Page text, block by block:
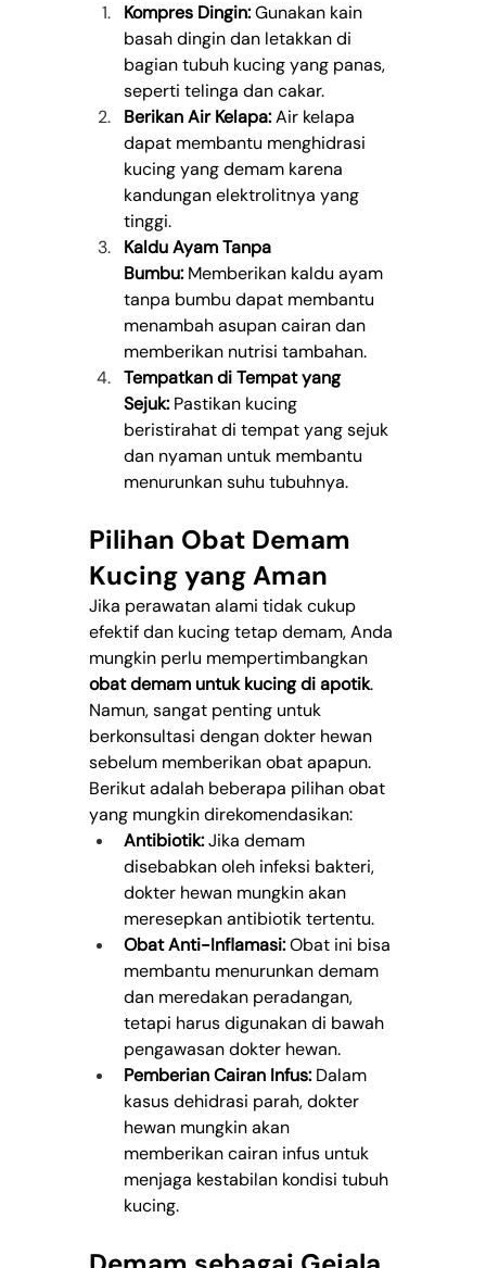
Kompres Dingin: Gunakan kain
basah dingin dan letakkan di
bagian tubuh kucing yang panas,
seperti telinga dan cakar.
Berikan Air Kelapa: Air kelapa
dapat membantu menghidrasi
kucing yang demam karena
kandungan elektrolitnya yang
tinggi.
Kaldu Ayam Tanpa
Bumbu: Memberikan kaldu ayam
tanpa bumbu dapat membantu
menambah asupan cairan dan
memberikan nutrisi tambahan.
Tempatkan di Tempat yang
Sejuk: Pastikan kucing
beristirahat di tempat yang sejuk
dan nyaman untuk membantu
menurunkan suhu tubuhnya.
Pilihan Obat Demam
Kucing yang Aman
Jika perawatan alami tidak cukup
efektif dan kucing tetap demam, Anda
mungkin perlu mempertimbangkan
obat demam untuk kucing di apotik.
Namun, sangat penting untuk
berkonsultasi dengan dokter hewan
sebelum memberikan obat apapun.
Berikut adalah beberapa pilihan obat
yang mungkin direkomendasikan:
Antibiotik: Jika demam
disebabkan oleh infeksi bakteri,
dokter hewan mungkin akan
meresepkan antibiotik tertentu.
Obat Anti-Inflamasi: Obat ini bisa
membantu menurunkan demam
dan meredakan peradangan,
tetapi harus digunakan di bawah
pengawasan dokter hewan.
Pemberian Cairan Infus: Dalam
kasus dehidrasi parah, dokter
hewan mungkin akan
memberikan cairan infus untuk
menjaga kestabilan kondisi tubuh
kucing.